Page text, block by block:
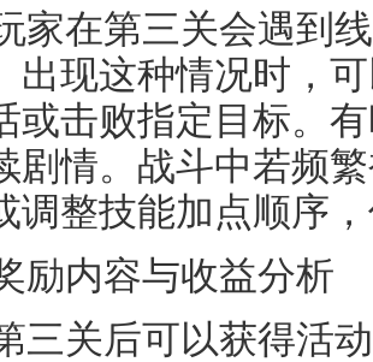
家在第三关会遇到
出现这种情况时，
或击败指定目标。
剧情。战斗中若频
调整技能加点顺序
励内容与收益分析
三关后可以获得活